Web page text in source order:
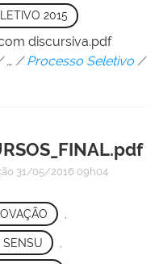
2015
discursiva.pdf
… /Processo Seletivo /
31/05/2016 09h04
SENSU